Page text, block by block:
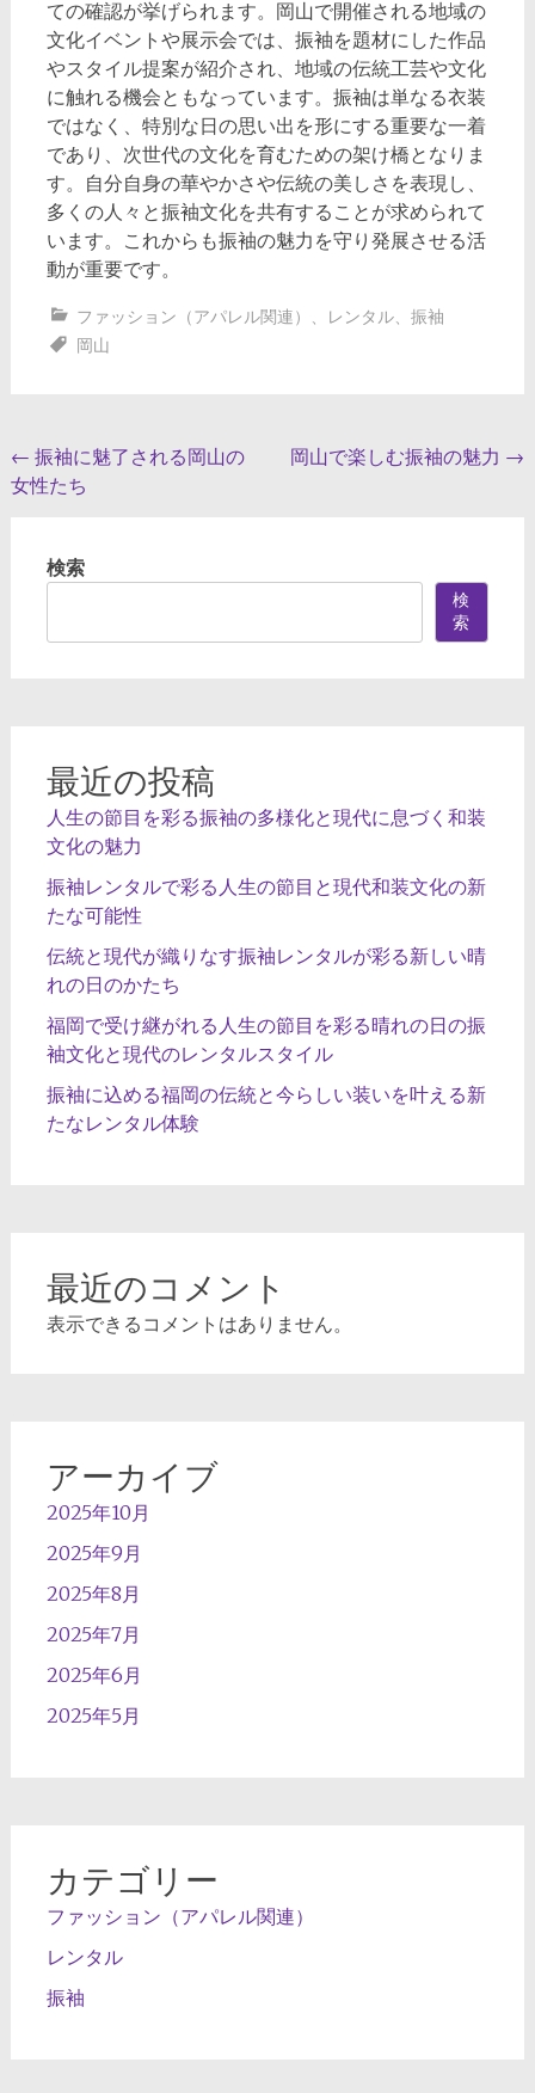
ての確認が挙げられます。岡山で開催される地域の
文化イベントや展示会では、振袖を題材にした作品
やスタイル提案が紹介され、地域の伝統工芸や文化
に触れる機会ともなっています。振袖は単なる衣装
ではなく、特別な日の思い出を形にする重要な一着
であり、次世代の文化を育むための架け橋となりま
す。自分自身の華やかさや伝統の美しさを表現し、
多くの人々と振袖文化を共有することが求められて
います。これからも振袖の魅力を守り発展させる活
動が重要です。
ファッション（アパレル関連） 、 レンタル、 振袖
岡山
投
稿
← 振袖に魅了される岡山の
女性たち
岡山で楽しむ振袖の魅力 →
検索
検
索
最近の投稿
人生の節目を彩る振袖の多様化と現代に息づく和装
文化の魅力
振袖レンタルで彩る人生の節目と現代和装文化の新
たな可能性
伝統と現代が織りなす振袖レンタルが彩る新しい晴
れの日のかたち
福岡で受け継がれる人生の節目を彩る晴れの日の振
袖文化と現代のレンタルスタイル
振袖に込める福岡の伝統と今らしい装いを叶える新
たなレンタル体験
最近のコメント
表示できるコメントはありません。
アーカイブ
2025年10月
2025年9月
2025年8月
2025年7月
2025年6月
2025年5月
カテゴリー
ファッション（アパレル関連）
レンタル
振袖